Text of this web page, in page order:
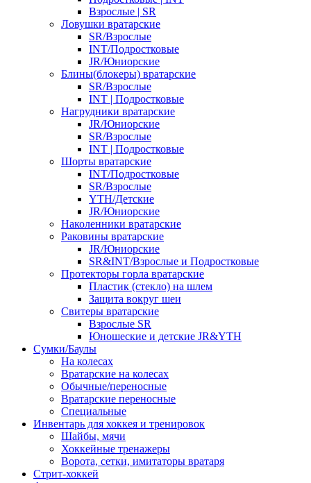
Взрослые | SR
Ловушки вратарские
SR/Взрослые
INT/Подростковые
JR/Юниорские
Блины(блокеры) вратарские
SR/Взрослые
INT | Подростковые
Нагрудники вратарские
JR/Юниорские
SR/Взрослые
INT | Подростковые
Шорты вратарские
INT/Подростковые
SR/Взрослые
YTH/Детские
JR/Юниорские
Наколенники вратарские
Раковины вратарские
JR/Юниорские
SR&INT/Взрослые и Подростковые
Протекторы горла вратарские
Пластик (стекло) на шлем
Защита вокруг шеи
Свитеры вратарские
Взрослые SR
Юношеские и детские JR&YTH
Сумки/Баулы
На колесах
Вратарские на колесах
Обычные/переносные
Вратарские переносные
Специальные
Инвентарь для хоккея и тренировок
Шайбы, мячи
Хоккейные тренажеры
Ворота, сетки, имитаторы вратаря
Стрит-хоккей